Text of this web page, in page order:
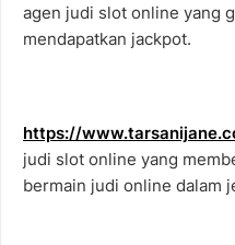
agen judi slot online yang
mendapatkan jackpot.
https://
judi slot online yang
bermain judi online dalam